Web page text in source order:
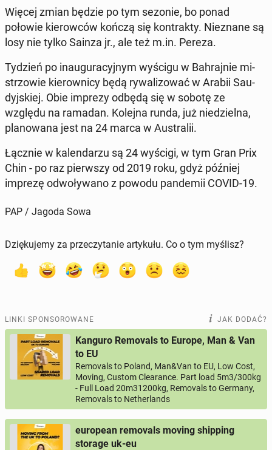
Więcej zmian będzie po tym sezonie, bo ponad
połowie kie­row­ców kończą się kon­trak­ty. Nie­zna­ne są
losy nie tylko Sainza jr., ale też m.in. Pereza.
Tydzień po in­au­gu­ra­cyj­nym wyścigu w Bah­raj­nie mi­
strzo­wie kie­row­ni­cy będą ry­wa­li­zo­wać w Arabii Sau­
dyj­skiej. Obie imprezy odbędą się w sobotę ze
względu na ramadan. Kolejna runda, już nie­dziel­na,
pla­no­wa­na jest na 24 marca w Au­stra­lii.
Łącznie w ka­len­da­rzu są 24 wyścigi, w tym Gran Prix
Chin - po raz pierw­szy od 2019 roku, gdyż później
imprezę od­wo­ły­wa­no z powodu pan­de­mii COVID-19.
PAP / Jagoda Sowa
Dziękujemy za przeczytanie artykułu. Co o tym myślisz?
LINKI SPONSOROWANE JAK DODAĆ?
Kanguro Removals to Europe, Man & Van
to EU
Removals to Poland, Man&Van to EU, Low Cost,
Moving, Custom Clearance. Part load 5m3/300kg
- Full Load 20m31200kg, Removals to Germany,
Removals to Netherlands
european removals moving shipping
storage uk-eu